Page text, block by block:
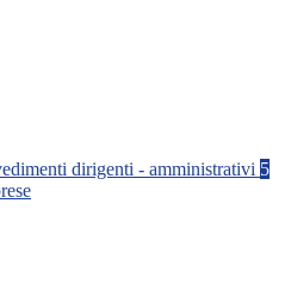
dirigenti - amministrativi 5